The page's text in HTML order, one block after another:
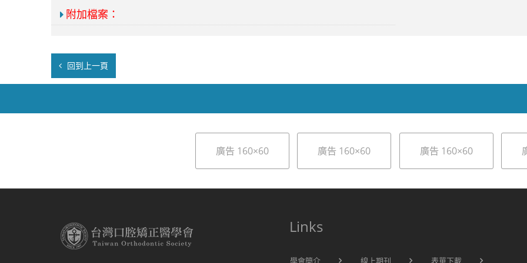
附加檔案：
回到上一頁
廣告 160×60 廣告 160×60 廣告 160×60
Links
學會簡介 線上期刊 表單下載